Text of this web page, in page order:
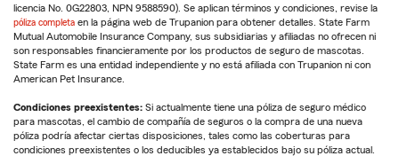
licencia No. 0G22803, NPN 9588590). Se aplican términos y condiciones, revise la
póliza completa en la página web de Trupanion para obtener detalles. State Farm
Mutual Automobile Insurance Company, sus subsidiarias y afiliadas no ofrecen ni
son responsables financieramente por los productos de seguro de mascotas.
State Farm es una entidad independiente y no está afiliada con Trupanion ni con
American Pet Insurance.
Condiciones preexistentes: Si actualmente tiene una póliza de seguro médico
para mascotas, el cambio de compañía de seguros o la compra de una nueva
póliza podría afectar ciertas disposiciones, tales como las coberturas para
condiciones preexistentes o los deducibles ya establecidos bajo su póliza actual.